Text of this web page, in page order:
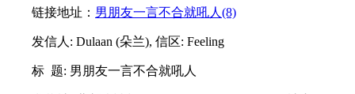
链接地址： 男朋友一言不合就吼人(8)
发信人: Dulaan (朵兰), 信区: Feeling
标 题: 男朋友一言不合就吼人